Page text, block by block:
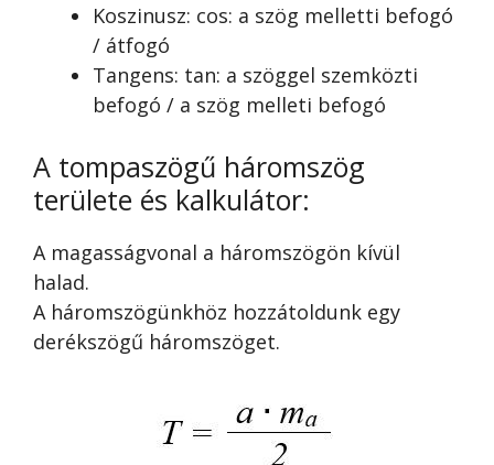
Koszinusz: cos: a szög melletti befogó
/ átfogó
Tangens: tan: a szöggel szemközti
befogó / a szög melleti befogó
A tompaszögű háromszög
területe és kalkulátor:
A magasságvonal a háromszögön kívül
halad.
A háromszögünkhöz hozzátoldunk egy
derékszögű háromszöget.